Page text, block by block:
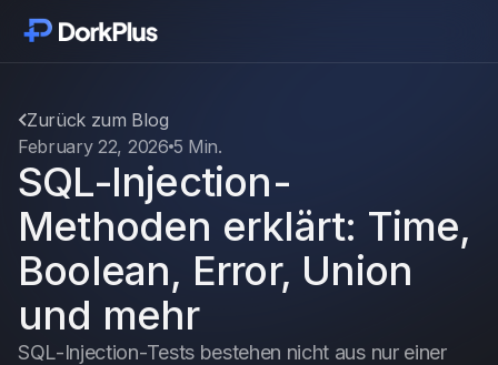
Module
Funktionen
Preise
Bewertungen
Zurück zum Blog
February 22, 2026 5 Min.
SQL-Injection-
Methoden erklärt: Time,
Boolean, Error, Union
und mehr
SQL-Injection-Tests bestehen nicht aus nur einer